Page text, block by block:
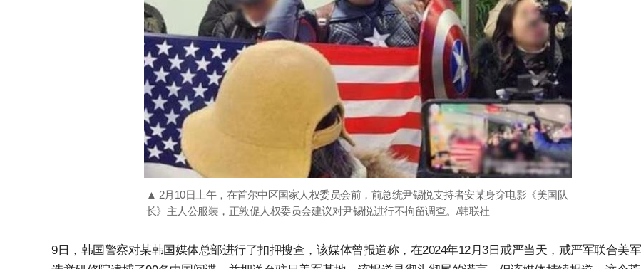
▲ 2月10日上午，在首尔中区国家人权委员会前，前总统尹锡悦支持者安某身穿电影《美国队
长》主人公服装，正敦促人权委员会建议对尹锡悦进行不拘留调查。/韩联社
9日，韩国警察对某韩国媒体总部进行了扣押搜查，该媒体曾报道称，在2024年12月3日戒严当天，戒严军联合美